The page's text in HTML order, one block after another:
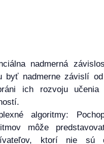
nadmerná
byť nadmerne závislí
ich rozvoju učenia
algoritmy:
môže
ktorí nie sú